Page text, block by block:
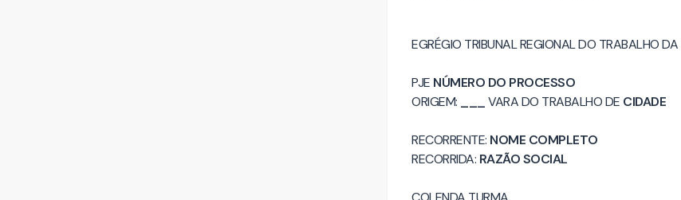
EGRÉGIO TRIBUNAL REGIONAL DO TRABALHO DA
PJE NÚMERO DO PROCESSO
ORIGEM:
VARA DO TRABALHO DE CIDADE
RECORRENTE: NOME COMPLETO
RECORRIDA: RAZÃO SOCIAL